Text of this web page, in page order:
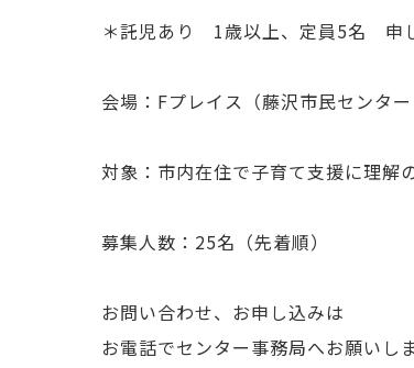
＊託児あり 1歳以上、定員5名 申
会場：Fプレイス（藤沢市民センタ
対象： 市内在住で子育て支援に理解
募集人数：25名（先着順）
お問い合わせ、お申し込みは
お電話でセンター事務局へお願いしま